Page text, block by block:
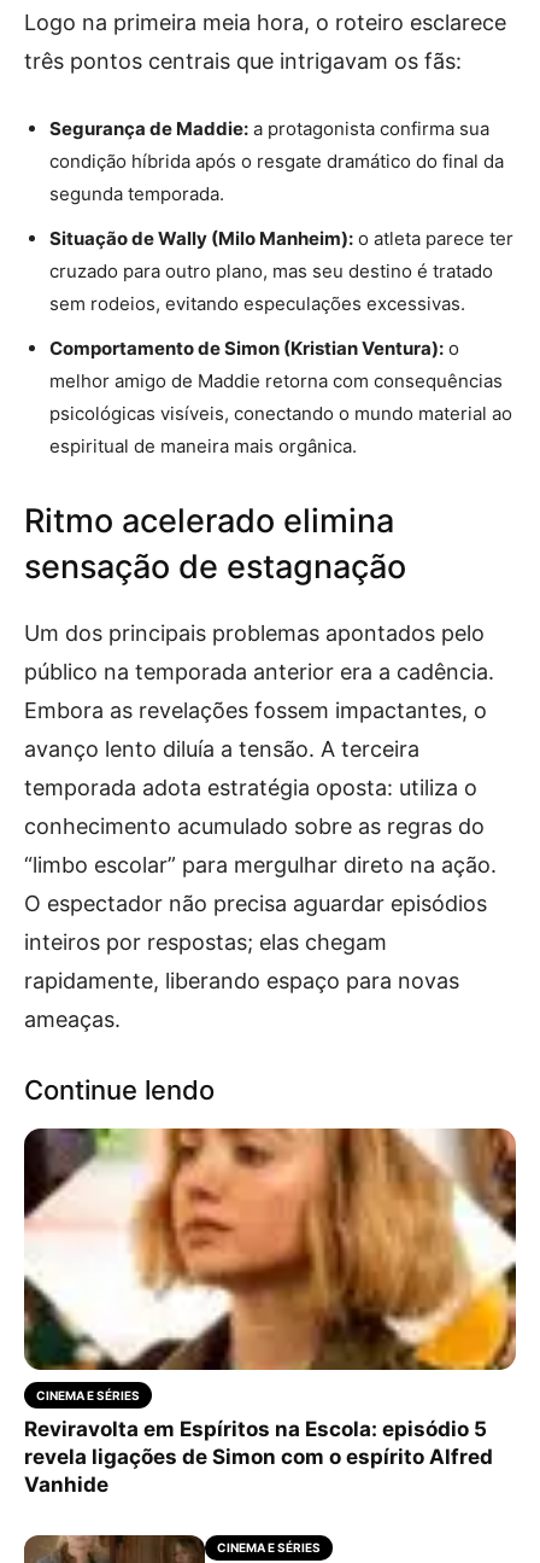
Logo na primeira meia hora, o roteiro esclarece
três pontos centrais que intrigavam os fãs:
Segurança de Maddie: a protagonista confirma sua
condição híbrida após o resgate dramático do final da
segunda temporada.
Situação de Wally (Milo Manheim): o atleta parece ter
cruzado para outro plano, mas seu destino é tratado
sem rodeios, evitando especulações excessivas.
Comportamento de Simon (Kristian Ventura): o
melhor amigo de Maddie retorna com consequências
psicológicas visíveis, conectando o mundo material ao
espiritual de maneira mais orgânica.
Ritmo acelerado elimina
sensação de estagnação
Um dos principais problemas apontados pelo
público na temporada anterior era a cadência.
Embora as revelações fossem impactantes, o
avanço lento diluía a tensão. A terceira
temporada adota estratégia oposta: utiliza o
conhecimento acumulado sobre as regras do
“limbo escolar” para mergulhar direto na ação.
O espectador não precisa aguardar episódios
inteiros por respostas; elas chegam
rapidamente, liberando espaço para novas
ameaças.
Continue lendo
CINEMA E SÉRIES
Reviravolta em Espíritos na Escola: episódio 5
revela ligações de Simon com o espírito Alfred
Vanhide
CINEMA E SÉRIES